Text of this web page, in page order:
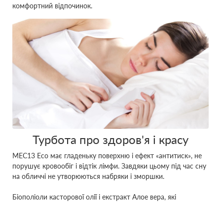
комфортний відпочинок.
Турбота про здоров'я і красу
MEC13 Eco має гладеньку поверхню і ефект «антитиск», не
порушує кровообіг і відтік лімфи. Завдяки цьому під час сну
на обличчі не утворюються набряки і зморшки.
Біополіоли касторової олії і екстракт Алое вера, які